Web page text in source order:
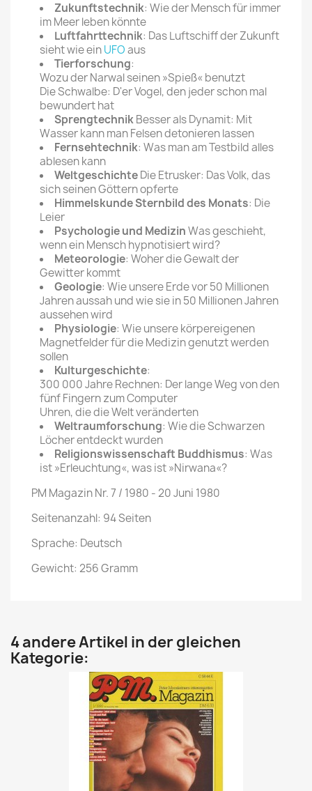
Zukunftstechnik: Wie der Mensch für immer
im Meer leben könnte
Luftfahrttechnik: Das Luftschiff der Zukunft
sieht wie einUFOaus
Tierforschung:
Wozu der Narwal seinen »Spieß« benutzt
Die Schwalbe: D'er Vogel, den jeder schon mal
bewundert hat
SprengtechnikBesser als Dynamit: Mit
Wasser kann man Felsen detonieren lassen
Fernsehtechnik: Was man am Testbild alles
ablesen kann
WeltgeschichteDie Etrusker: Das Volk, das
sich seinen Göttern opferte
Himmelskunde Sternbild des Monats: Die
Leier
Psychologie und MedizinWas geschieht,
wenn ein Mensch hypnotisiert wird?
Meteorologie: Woher die Gewalt der
Gewitter kommt
Geologie: Wie unsere Erde vor 50 Millionen
Jahren aussah und wie sie in 50 Millionen Jahren
aussehen wird
Physiologie: Wie unsere körpereigenen
Magnetfelder für die Medizin genutzt werden
sollen
Kulturgeschichte:
300 000 Jahre Rechnen: Der lange Weg von den
fünf Fingern zum Computer
Uhren, die die Welt veränderten
Weltraumforschung: Wie die Schwarzen
Löcher entdeckt wurden
Religionswissenschaft Buddhismus: Was
ist »Erleuchtung«, was ist »Nirwana«?
PM Magazin Nr. 7 / 1980 - 20 Juni 1980
Seitenanzahl: 94 Seiten
Sprache: Deutsch
Gewicht: 256 Gramm
4 andere Artikel in der gleichen
Kategorie: